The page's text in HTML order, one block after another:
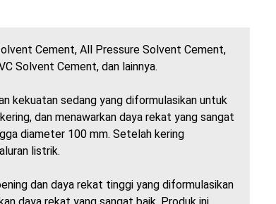
Cement, All Pressure Solvent Cement,
Solvent Cement, dan lainnya.
kekuatan sedang yang diformulasikan untuk
dan menawarkan daya rekat yang sangat
diameter 100 mm. Setelah kering
listrik.
dan daya rekat tinggi yang diformulasikan